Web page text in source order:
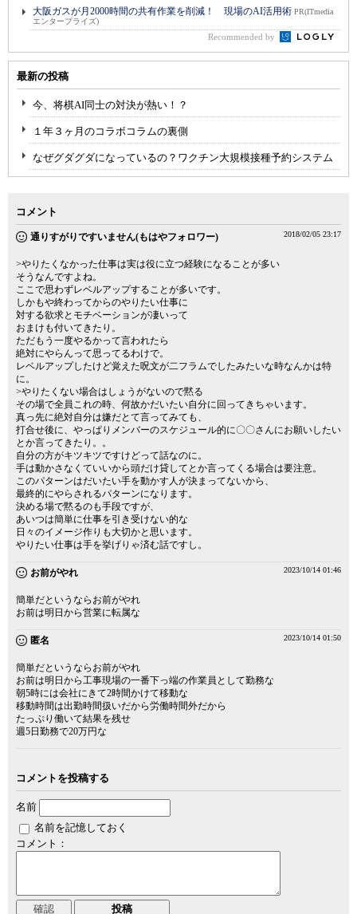
大阪ガスが月2000時間の共有作業を削減！ 現場のAI活用術 PR(ITmedia
エンタープライズ)
Recommended by
最新の投稿
今、将棋AI同士の対決が熱い！？
１年３ヶ月のコラボコラムの裏側
なぜグダグダになっているの？ワクチン大規模接種予約システム
コメント
通りすがりですいません(もはやフォロワー) 2018/02/05 23:17
>やりたくなかった仕事は実は役に立つ経験になることが多い
そうなんですよね。
ここで思わずレベルアップすることが多いです。
しかもや終わってからのやりたい仕事に
対する欲求とモチベーションが凄いって
おまけも付いてきたり。
ただもう一度やるかって言われたら
絶対にやらんって思ってるわけで。
レベルアップしたけど覚えた呪文が二フラムでしたみたいな時なんかは特
に。
>やりたくない場合はしょうがないので黙る
その場で全員これの時、何故かだいたい自分に回ってきちゃいます。
真っ先に絶対自分は嫌だとて言ってみても、
打合せ後に、やっぱりメンバーのスケジュール的に〇〇さんにお願いしたい
とか言ってきたり。。
自分の方がキツキツですけどって話なのに。
手は動かさなくていいから頭だけ貸してとか言ってくる場合は要注意。
このパターンはだいたい手を動かす人が決まってないから、
最終的にやらされるパターンになります。
決める場で黙るのも手段ですが、
あいつは簡単に仕事を引き受けない的な
日々のイメージ作りも大切かと思います。
やりたい仕事は手を挙げりゃ済む話ですし。
お前がやれ 2023/10/14 01:46
簡単だというならお前がやれ
お前は明日から営業に転属な
匿名 2023/10/14 01:50
簡単だというならお前がやれ
お前は明日から工事現場の一番下っ端の作業員として勤務な
朝5時には会社にきて2時間かけて移動な
移動時間は出勤時間扱いだから労働時間外だから
たっぷり働いて結果を残せ
週5日勤務で20万円な
コメントを投稿する
名前
名前を記憶しておく
コメント：